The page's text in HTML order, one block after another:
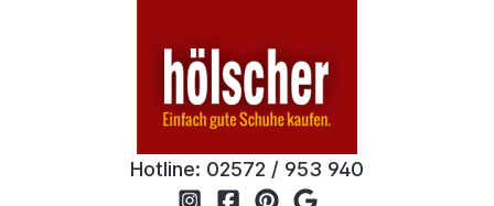
Hotline: 02572 / 953 940